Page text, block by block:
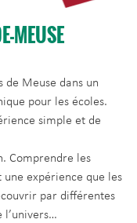
MEUSE
de Meuse dans un
pour les écoles.
simple et de
Comprendre les
expérience que les
par différentes
l’univers…